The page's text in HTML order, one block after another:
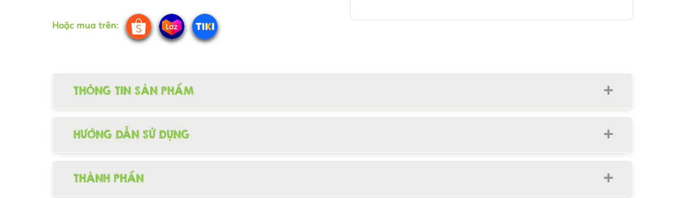
Hoặc mua trên:
THÔNG TIN SẢN PHẨM
HƯỚNG DẪN SỬ DỤNG
THÀNH PHẦN